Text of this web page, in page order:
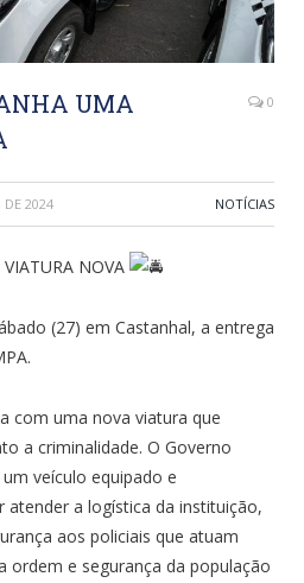
UMA
0
DE 2024 NOTÍCIAS
NOVA
(27) em Castanhal, a entrega
com uma nova viatura que
a criminalidade. O Governo
veículo equipado e
atender a logística da instituição,
aos policiais que atuam
ordem e segurança da população